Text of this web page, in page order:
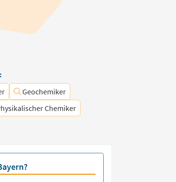
Geochemiker
Chemiker